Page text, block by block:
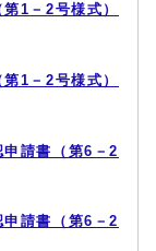
1－2号様式）
1－2号様式）
請書（第6－2
請書（第6－2